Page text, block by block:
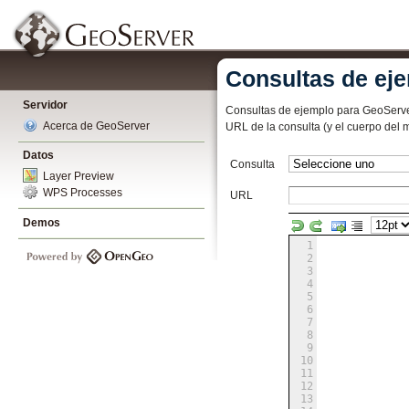
Servidor
Acerca de GeoServer
Datos
Layer Preview
WPS Processes
Demos
Consultas de
Consultas de ejemplo para
URL de la consulta (y el cuerpo del
Consulta
URL
1
2
3
4
5
6
7
8
9
10
11
12
13